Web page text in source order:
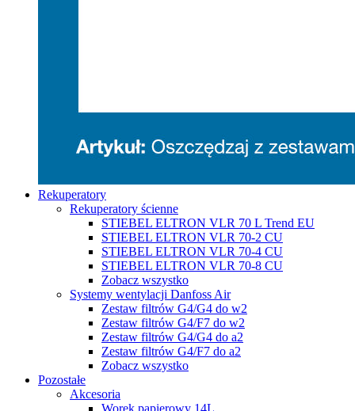
Rekuperatory
Rekuperatory ścienne
STIEBEL ELTRON VLR 70 L Trend EU
STIEBEL ELTRON VLR 70-2 CU
STIEBEL ELTRON VLR 70-4 CU
STIEBEL ELTRON VLR 70-8 CU
Zobacz wszystko
Systemy wentylacji Danfoss Air
Zestaw filtrów G4/G4 do w2
Zestaw filtrów G4/F7 do w2
Zestaw filtrów G4/G4 do a2
Zestaw filtrów G4/F7 do a2
Zobacz wszystko
Pozostałe
Akcesoria
Worek papierowy 14L